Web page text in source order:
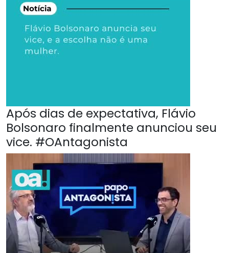
Após dias de expectativa, Flávio
Bolsonaro finalmente anunciou seu
vice. #OAntagonista